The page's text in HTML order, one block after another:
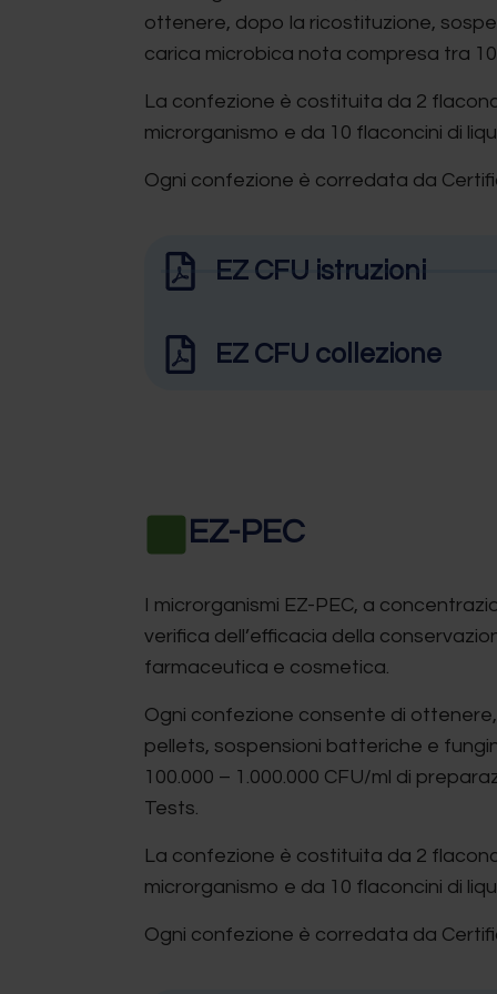
ottenere, dopo la ricostituzione,
carica microbica nota compresa tra 10
La confezione è costituita da 2
microrganismo e da 10 flaconcini di
Ogni confezione è corredata da
EZ CFU istruzioni
EZ CFU collezione
EZ-PEC
I microrganismi EZ-PEC, a
verifica dell’efficacia della
farmaceutica e cosmetica.
Ogni confezione consente di
pellets, sospensioni batteriche e
100.000 – 1.000.000 CFU/ml di
Tests.
La confezione è costituita da 2
microrganismo e da 10 flaconcini di
Ogni confezione è corredata da